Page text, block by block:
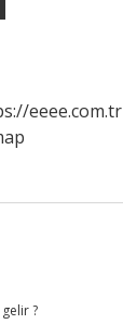
eeee.com.tr
?